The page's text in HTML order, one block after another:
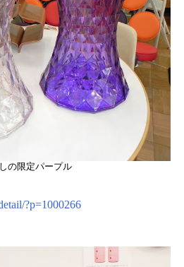
の限定パープル
?p=1000266